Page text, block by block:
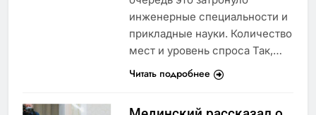
инженерные специальности и
прикладные науки. Количество
мест и уровень спроса Так,…
Читать подробнее